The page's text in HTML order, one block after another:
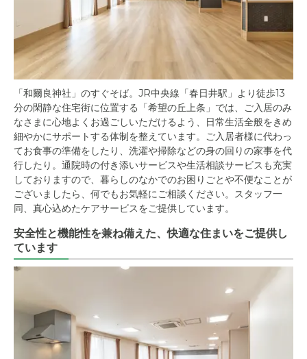
「和爾良神社」のすぐそば。JR中央線「春日井駅」より徒歩13
分の閑静な住宅街に位置する「希望の丘上条」では、ご入居のみ
なさまに心地よくお過ごしいただけるよう、日常生活全般をきめ
細やかにサポートする体制を整えています。ご入居者様に代わっ
てお食事の準備をしたり、洗濯や掃除などの身の回りの家事を代
行したり。通院時の付き添いサービスや生活相談サービスも充実
しておりますので、暮らしのなかでのお困りごとや不便なことが
ございましたら、何でもお気軽にご相談ください。スタッフ一
同、真心込めたケアサービスをご提供しています。
安全性と機能性を兼ね備えた、快適な住まいをご提供し
ています